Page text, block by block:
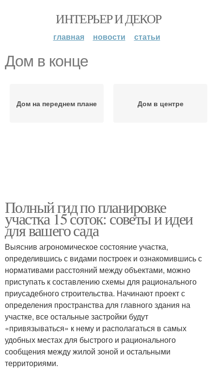
ИНТЕРЬЕР И ДЕКОР
главная новости статьи
Дом в конце
Дом на переднем плане Дом в центре
Полный гид по планировке
участка 15 соток: советы и идеи
для вашего сада
Выяснив агрономическое состояние участка,
определившись с видами построек и ознакомившись с
нормативами расстояний между объектами, можно
приступать к составлению схемы для рационального
приусадебного строительства. Начинают проект с
определения пространства для главного здания на
участке, все остальные застройки будут
«привязываться» к нему и располагаться в самых
удобных местах для быстрого и рационального
сообщения между жилой зоной и остальными
территориями.